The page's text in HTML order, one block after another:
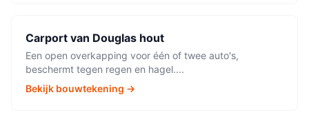
Carport van Douglas hout
Een open overkapping voor één of twee auto's,
beschermt tegen regen en hagel....
Bekijk bouwtekening →